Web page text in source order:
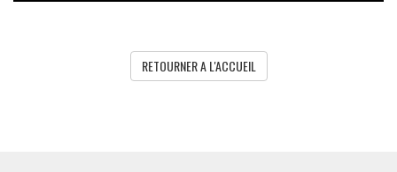
RETOURNER A L'ACCUEIL